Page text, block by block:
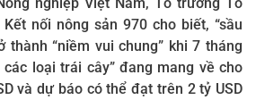
nối nông sản 970 cho biết, “sầu
thành “niềm vui chung” khi 7 tháng
các loại trái cây” đang mang về cho
và dự báo có thể đạt trên 2 tỷ USD